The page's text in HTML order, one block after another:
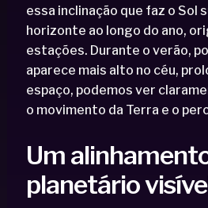
essa inclinação que faz o Sol
horizonte ao longo do ano,
estações. Durante o verão,
aparece mais alto no céu,
espaço, podemos ver
o movimento da Terra e o
Um
planetário